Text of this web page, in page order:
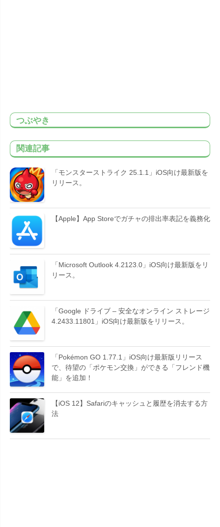
つぶやき
関連記事
「モンスターストライク 25.1.1」iOS向け最新版を
リリース。
【Apple】App Storeでガチャの排出率表記を義務化
「Microsoft Outlook 4.2123.0」iOS向け最新版をリ
リース。
「Google ドライブ – 安全なオンライン ストレージ
4.2433.11801」iOS向け最新版をリリース。
「Pokémon GO 1.77.1」iOS向け最新版リリース
で、待望の「ポケモン交換」ができる「フレンド機
能」を追加！
【iOS 12】Safariのキャッシュと履歴を消去する方
法